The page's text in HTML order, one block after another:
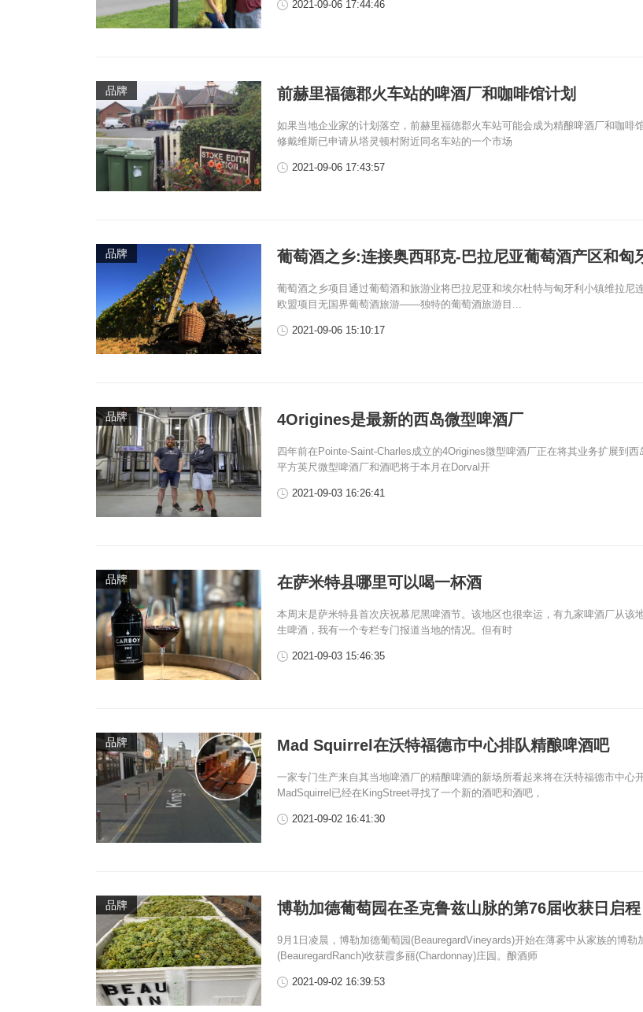
2021-09-06 17:44:46
品牌 前赫里福德郡火车站的啤酒厂和咖啡馆计划
如果当地企业家的计划落空，前赫里福德郡火车站可能会成为精酿啤酒厂和咖啡
修戴维斯已申请从塔灵顿村附近同名车站的一个市场
2021-09-06 17:43:57
品牌 葡萄酒之乡:连接奥西耶克-巴拉尼亚葡萄酒产区和匈
葡萄酒之乡项目通过葡萄酒和旅游业将巴拉尼亚和埃尔杜特与匈牙利小镇维拉尼
欧盟项目无国界葡萄酒旅游——独特的葡萄酒旅游目...
2021-09-06 15:10:17
品牌 4Origines是最新的西岛微型啤酒厂
四年前在Pointe-Saint-Charles成立的4Origines微型啤酒厂正在将其业务扩展到西
平方英尺微型啤酒厂和酒吧将于本月在Dorval开
2021-09-03 16:26:41
品牌 在萨米特县哪里可以喝一杯酒
本周末是萨米特县首次庆祝慕尼黑啤酒节。该地区也很幸运，有九家啤酒厂从该
生啤酒，我有一个专栏专门报道当地的情况。但有时
2021-09-03 15:46:35
品牌 Mad Squirrel在沃特福德市中心排队精酿啤酒吧
一家专门生产来自其当地啤酒厂的精酿啤酒的新场所看起来将在沃特福德市中心开
MadSquirrel已经在KingStreet寻找了一个新的酒吧和酒吧，
2021-09-02 16:41:30
品牌 博勒加德葡萄园在圣克鲁兹山脉的第76届收获日启程
9月1日凌晨，博勒加德葡萄园(BeauregardVineyards)开始在薄雾中从家族的博勒
(BeauregardRanch)收获霞多丽(Chardonnay)庄园。酿酒师
2021-09-02 16:39:53